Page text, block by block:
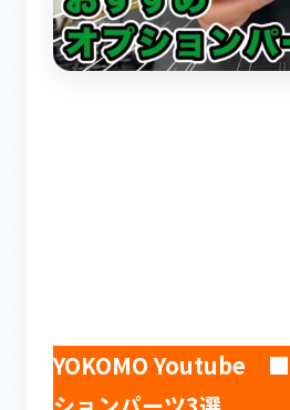
YOKOMO Youtube